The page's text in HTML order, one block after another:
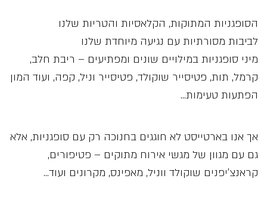
הסופגניות המתוקות, הקלאסיות והטריות שלנו
לביבות מסורתיות עם נגיעה מיוחדת שלנו
מיני סופגניות במילויים שונים ומפתיעים – ריבת חלב,
קרמל, תות, פטיסייר שוקולד, פטיסייר וניל, קפה, ועוד המון
הפתעות טעימות…
אך אנו בארטייסט לא חוגגים בחנוכה רק עם סופגניות, אלא
גם עם מגוון של מגשי אירוח מתוקים – פטיפורים,
קראנצ’יפנים שוקולד ווניל, מאפינס, מקרונים ועוד…